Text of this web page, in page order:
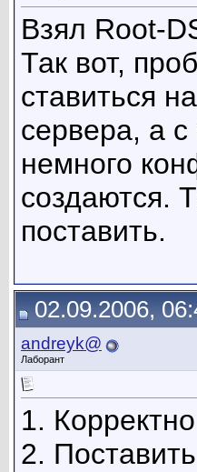
Взял Root-
Так вот,
ставиться
сервера, а
немного
создаются.
поставить.
02.09.2006,
andreyk@
Лаборант
1.
2.